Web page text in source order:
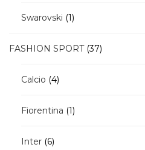
Swarovski 11
FASHION SPORT 3737
Calcio 44
Fiorentina 11
Inter 66